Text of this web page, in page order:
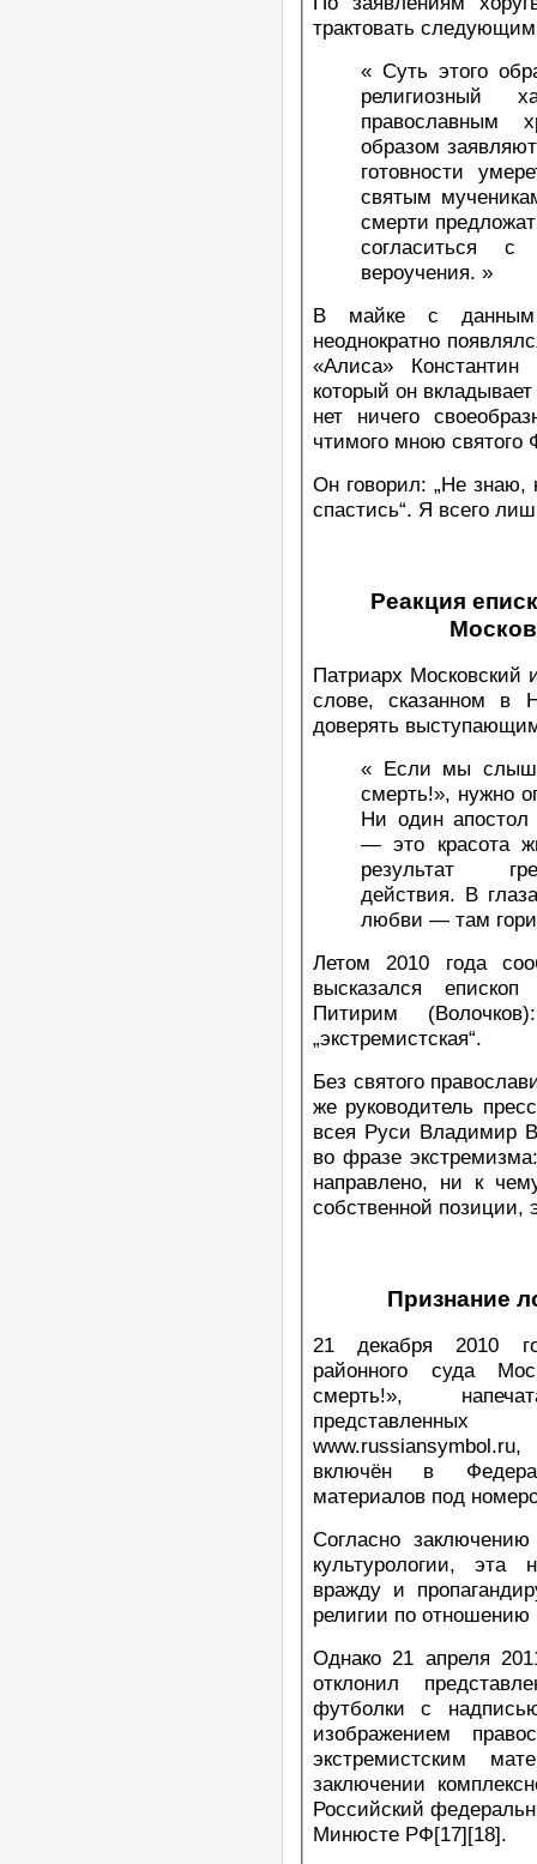
трактовать
« Суть этого
религиозный
православным
образом
готовности
святым
смерти
согласиться с
вероучения. »
В майке с данным
неоднократно
«Алиса»
который он
нет ничего
чтимого мною святого
Он говорил: „Не знаю,
спастись“. Я всего
Реакция
Патриарх Московский
слове, сказанном в
доверять
« Если мы
смерть!», нужно
Ни один апостол
— это красота
результат
действия. В
любви — там
Летом 2010 года
высказался
Питирим
„экстремистская“.
Без святого
же руководитель
всея Руси Владимир
во фразе
направлено, ни к
собственной позиции,
Признание
21 декабря 2010
районного суда
смерть!»,
включён в
материалов под
Согласно заключению
культурологии, эта
вражду и
религии по отношению
Однако 21 апреля
отклонил
футболки с
изображением
экстремистским
заключении
Российский
Минюсте РФ[17][18].